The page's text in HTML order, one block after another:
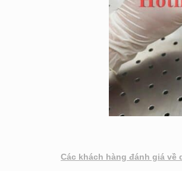
Các khách hàng đánh giá về